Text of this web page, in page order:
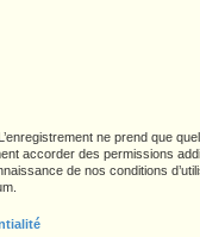
ne prend que
accorder des permissions
de nos conditions